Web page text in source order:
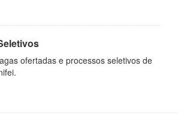
ofertadas e processos seletivos de